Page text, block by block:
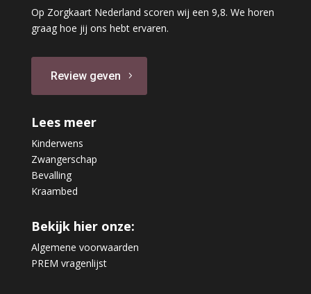
Op Zorgkaart Nederland scoren wij een 9,8. We horen
graag hoe jij ons hebt ervaren.
Review geven
Lees meer
Kinderwens
Zwangerschap
Bevalling
Kraambed
Bekijk hier onze:
Algemene voorwaarden
PREM vragenlijst